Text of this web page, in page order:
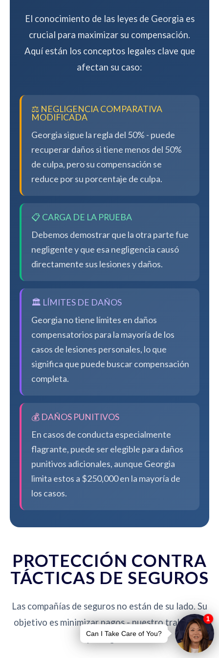
El conocimiento de las leyes de Georgia es
crucial para maximizar su compensación.
Aquí están los conceptos legales clave que
afectan su caso:
⚖️ NEGLIGENCIA COMPARATIVA
MODIFICADA
Georgia sigue la regla del 50% - puede
recuperar daños si tiene menos del 50%
de culpa, pero su compensación se
reduce por su porcentaje de culpa.
📋 CARGA DE LA PRUEBA
Debemos demostrar que la otra parte fue
negligente y que esa negligencia causó
directamente sus lesiones y daños.
🏛️ LÍMITES DE DAÑOS
Georgia no tiene límites en daños
compensatorios para la mayoría de los
casos de lesiones personales, lo que
significa que puede buscar compensación
completa.
💰 DAÑOS PUNITIVOS
En casos de conducta especialmente
flagrante, puede ser elegible para daños
punitivos adicionales, aunque Georgia
limita estos a $250,000 en la mayoría de
los casos.
PROTECCIÓN CONTRA
TÁCTICAS DE SEGUROS
Las compañías de seguros no están de su lado. Su
objetivo es minimizar pagos - nuestro trabajo es
protegerlo.